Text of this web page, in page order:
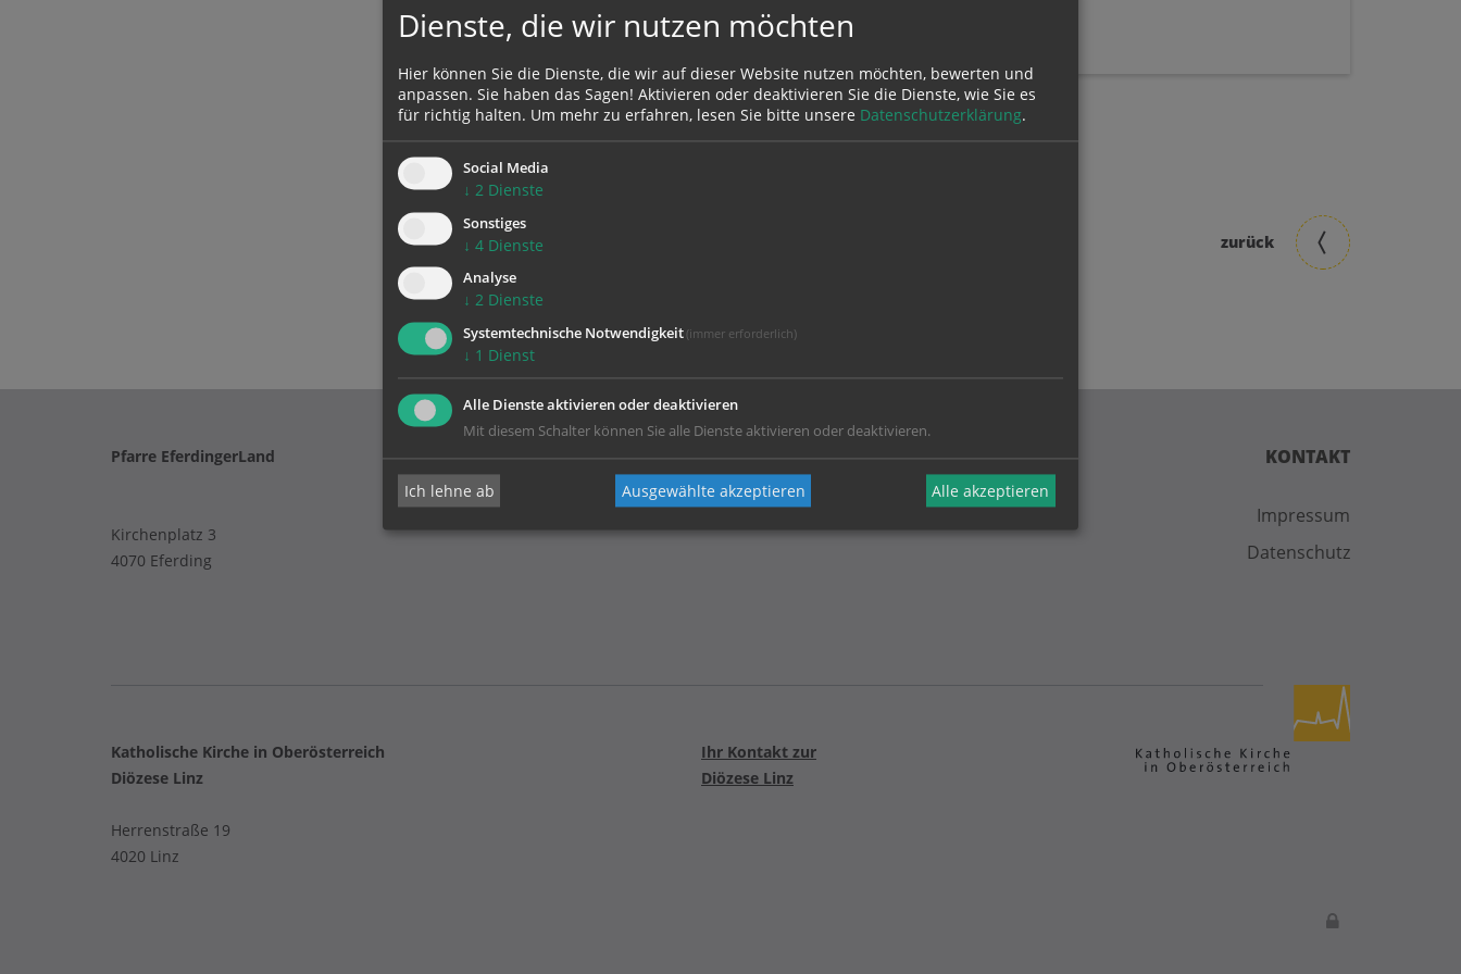
zurück
KONTAKT
Impressum
Datenschutz
Pfarre EferdingerLand
Kirchenplatz 3
4070 Eferding
Telefon:07272/93084
pfarre.eferdingerland@dioezese-linz.at
https://www.dioezese-linz.at/eferdingerland
Katholische Kirche in Oberösterreich
Diözese Linz
Herrenstraße 19
4020 Linz
Ihr Kontakt zur
Diözese Linz
Dienste, die wir nutzen möchten
Hier können Sie die Dienste, die wir auf dieser Website nutzen möchten, bewerten und
anpassen. Sie haben das Sagen! Aktivieren oder deaktivieren Sie die Dienste, wie Sie es
für richtig halten. Um mehr zu erfahren, lesen Sie bitte unsere Datenschutzerklärung.
Social Media
↓ 2 Dienste
Sonstiges
↓ 4 Dienste
Analyse
↓ 2 Dienste
Systemtechnische Notwendigkeit (immer erforderlich)
↓ 1 Dienst
Alle Dienste aktivieren oder deaktivieren
Mit diesem Schalter können Sie alle Dienste aktivieren oder deaktivieren.
Ich lehne ab Ausgewählte akzeptieren Alle akzeptieren